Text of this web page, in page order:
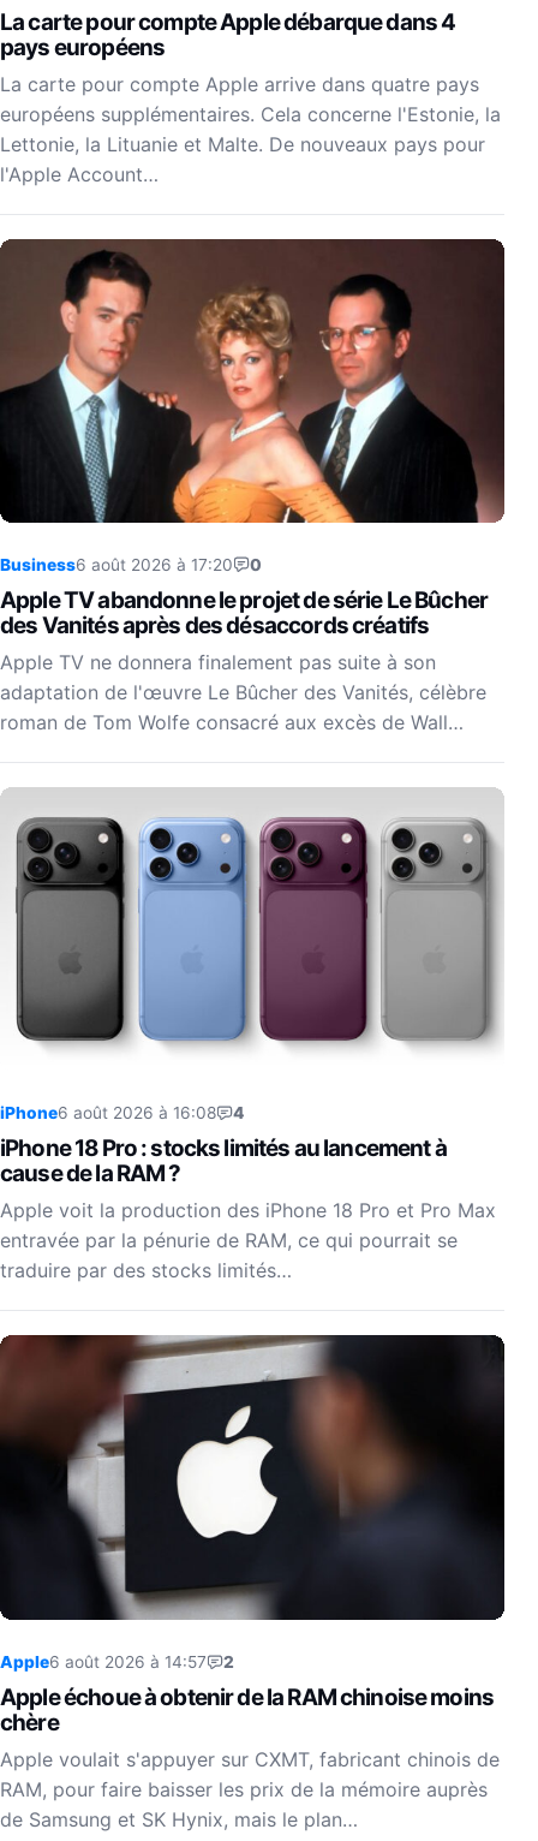
La carte pour compte Apple débarque dans 4
pays européens
La carte pour compte Apple arrive dans quatre pays
européens supplémentaires. Cela concerne l'Estonie, la
Lettonie, la Lituanie et Malte. De nouveaux pays pour
l'Apple Account…
Business6 août 2026 à 17:20 0
Apple TV abandonne le projet de série Le Bûcher
des Vanités après des désaccords créatifs
Apple TV ne donnera finalement pas suite à son
adaptation de l'œuvre Le Bûcher des Vanités, célèbre
roman de Tom Wolfe consacré aux excès de Wall…
iPhone6 août 2026 à 16:08 4
iPhone 18 Pro : stocks limités au lancement à
cause de la RAM ?
Apple voit la production des iPhone 18 Pro et Pro Max
entravée par la pénurie de RAM, ce qui pourrait se
traduire par des stocks limités…
Apple6 août 2026 à 14:57 2
Apple échoue à obtenir de la RAM chinoise moins
chère
Apple voulait s'appuyer sur CXMT, fabricant chinois de
RAM, pour faire baisser les prix de la mémoire auprès
de Samsung et SK Hynix, mais le plan…